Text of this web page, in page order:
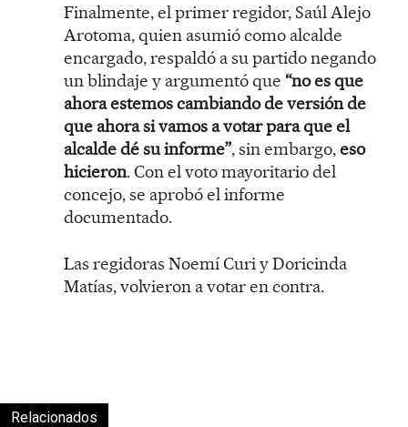
Finalmente, el primer regidor, Saúl Alejo
Arotoma, quien asumió como alcalde
encargado, respaldó a su partido negando
un blindaje y argumentó que “no es que
ahora estemos cambiando de versión de
que ahora si vamos a votar para que el
alcalde dé su informe”, sin embargo,eso
hicieron. Con el voto mayoritario del
concejo, se aprobó el informe
documentado.
Las regidoras Noemí Curi y Doricinda
Matías, volvieron a votar en contra.
Relacionados